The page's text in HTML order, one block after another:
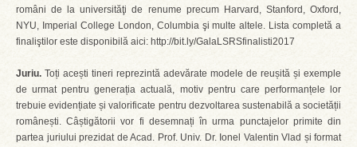
români de la universităţi de renume precum Harvard, Stanford, Oxford,
NYU, Imperial College London, Columbia şi multe altele. Lista completă a
finaliştilor este disponibilă aici: http://bit.ly/GalaLSRSfinalisti2017
Juriu. Toți acești tineri reprezintă adevărate modele de reușită și exemple
de urmat pentru generația actuală, motiv pentru care performanțele lor
trebuie evidențiate și valorificate pentru dezvoltarea sustenabilă a societății
românești. Câștigătorii vor fi desemnați în urma punctajelor primite din
partea juriului prezidat de Acad. Prof. Univ. Dr. Ionel Valentin Vlad și format